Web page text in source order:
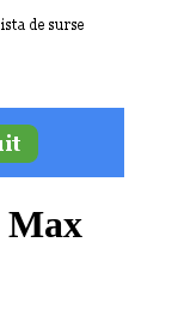
Max